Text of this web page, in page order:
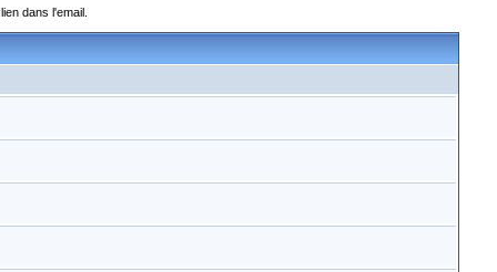
dans l'email.